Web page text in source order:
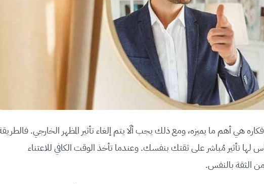
هي أهم ما يميزه، ومع ذلك يجب ألّا يتم إلغاء تأثير المظهر الخارجي.
لها تأثير مُباشر على ثقتك بنفسك. وعندما تأخذ الوقت الكافي للاعتناء
الثقة بالنفس.